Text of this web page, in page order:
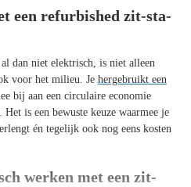
een refurbished zit-sta-
dan niet elektrisch, is niet alleen
voor het milieu. Je hergebruikt een
bij aan een circulaire economie
is een bewuste keuze waarmee je
én tegelijk ook nog eens kosten
werken met een zit-